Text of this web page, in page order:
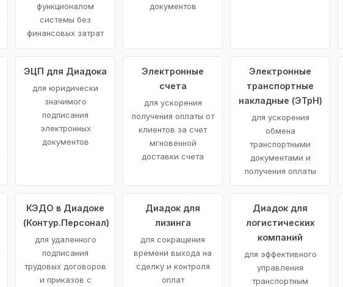
функционалом
системы без
финансовых затрат
документов
ЭЦП для Диадока
для юридически
значимого
подписания
электронных
документов
Электронные
счета
для ускорения
получения оплаты от
клиентов за счет
мгновенной
доставки счета
Электронные
транспортные
накладные (ЭТрН)
для ускорения
обмена
транспортными
документами и
получения оплаты
КЭДО в Диадоке
(Контур.Персонал)
для удаленного
подписания
трудовых договоров
и приказов с
Диадок для
лизинга
для сокращения
времени выхода на
сделку и контроля
оплат
Диадок для
логистических
компаний
для эффективного
управления
транспортным